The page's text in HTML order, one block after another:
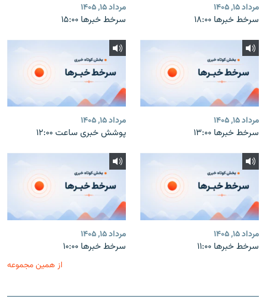
مرداد ۱۵, ۱۴۰۵
سرخط خبرها ۱۸:۰۰
مرداد ۱۵, ۱۴۰۵
سرخط خبرها ۱۵:۰۰
مرداد ۱۵, ۱۴۰۵
سرخط خبرها ۱۳:۰۰
مرداد ۱۵, ۱۴۰۵
پوشش خبری ساعت ۱۲:۰۰
مرداد ۱۵, ۱۴۰۵
سرخط خبرها ۱۱:۰۰
مرداد ۱۵, ۱۴۰۵
سرخط خبرها ۱۰:۰۰
از همین مجموعه